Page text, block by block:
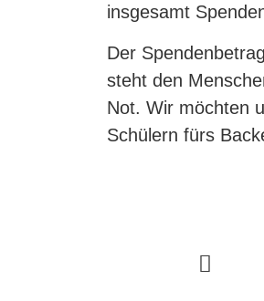
insgesamt
Der
steht den
Not. Wir möchten
Schülern fürs